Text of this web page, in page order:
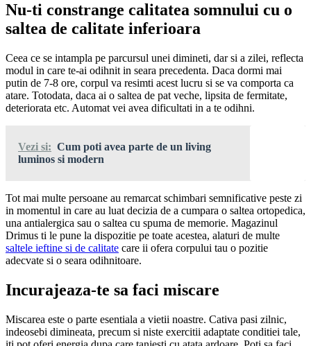
Nu-ti constrange calitatea somnului cu o
saltea de calitate inferioara
Ceea ce se intampla pe parcursul unei dimineti, dar si a zilei, reflecta
modul in care te-ai odihnit in seara precedenta. Daca dormi mai
putin de 7-8 ore, corpul va resimti acest lucru si se va comporta ca
atare. Totodata, daca ai o saltea de pat veche, lipsita de fermitate,
deteriorata etc. Automat vei avea dificultati in a te odihni.
Vezi si: Cum poti avea parte de un living
luminos si modern
Tot mai multe persoane au remarcat schimbari semnificative peste zi
in momentul in care au luat decizia de a cumpara o saltea ortopedica,
una antialergica sau o saltea cu spuma de memorie. Magazinul
Drimus ti le pune la dispozitie pe toate acestea, alaturi de multe
saltele ieftine si de calitate care ii ofera corpului tau o pozitie
adecvate si o seara odihnitoare.
Incurajeaza-te sa faci miscare
Miscarea este o parte esentiala a vietii noastre. Cativa pasi zilnic,
indeosebi dimineata, precum si niste exercitii adaptate conditiei tale,